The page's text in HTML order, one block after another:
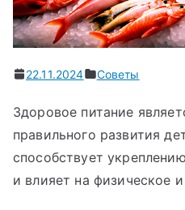
22.11.2024 Советы
Здоровое питание
правильного развития
способствует
и влияет на физическое